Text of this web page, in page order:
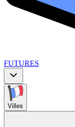
FUTURES
Villes